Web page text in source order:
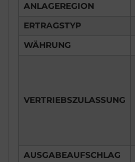
ANLAGEREGION
ERTRAGSTYP
WÄHRUNG
VERTRIEBSZULASSUNG
AUSGABEAUFSCHLAG